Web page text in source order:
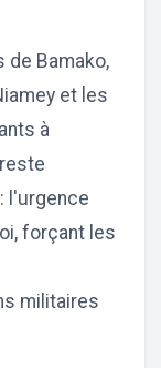
de Bamako,
et les
à
l'urgence
forçant les
militaires